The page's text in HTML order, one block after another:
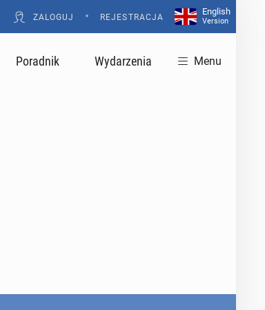
ZALOGUJ • REJESTRACJA
English
Version
Poradnik Wydarzenia Menu